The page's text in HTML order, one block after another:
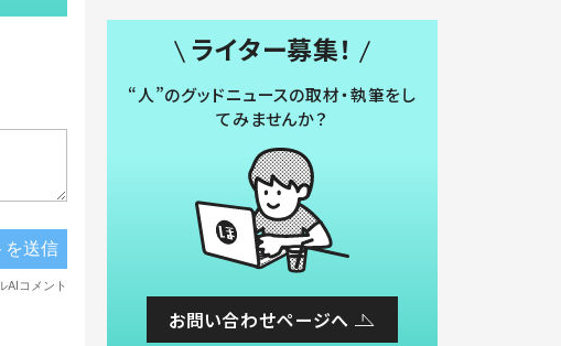
ライター募集！
“人”のグッドニュースの取材・執筆をし
てみませんか？
お問い合わせページへ